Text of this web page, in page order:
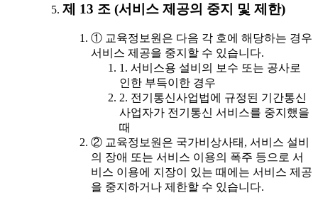
제 13 조 (서비스 제공의 중지 및 제한)
① 교육정보원은 다음 각 호에 해당하는 경우
서비스 제공을 중지할 수 있습니다.
1. 서비스용 설비의 보수 또는 공사로
인한 부득이한 경우
2. 전기통신사업법에 규정된 기간통신
사업자가 전기통신 서비스를 중지했을
때
② 교육정보원은 국가비상사태, 서비스 설비
의 장애 또는 서비스 이용의 폭주 등으로 서
비스 이용에 지장이 있는 때에는 서비스 제공
을 중지하거나 제한할 수 있습니다.